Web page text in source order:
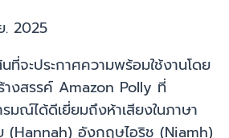
. 2025
ที่จะประกาศความพร้อมใช้งานโดย
างสรรค์ Amazon Polly ที่
มณ์ได้ดีเยี่ยมถึงห้าเสียงในภาษา
(Hannah) อังกฤษไอริช (Niamh)